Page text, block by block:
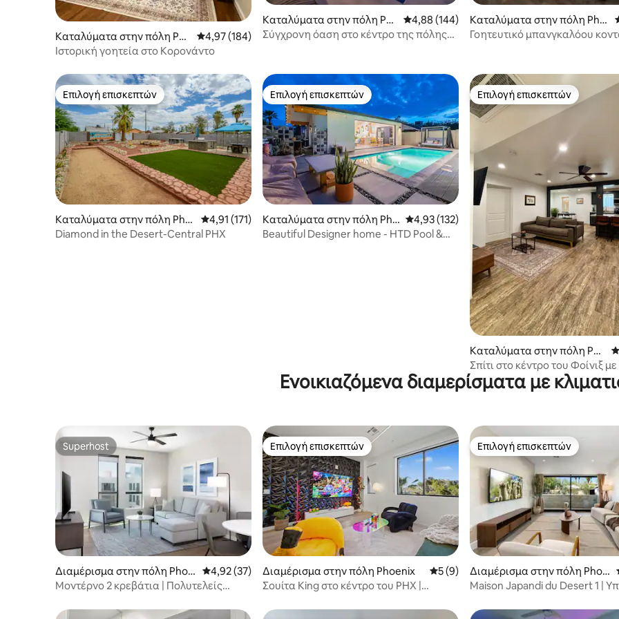
Καταλύματα στην πόλη Pho
enix
Μέση βαθμολογία: 4,97 στα 5, 184 κριτικές
4,97 (184)
Ιστορική γοητεία στο Κορονάντο
Καταλύματα στην πόλη Ph
oenix
Μέση βαθμολογία: 4,88 στα 5, 144 κριτικές
4,88 (144)
Σύγχρονη όαση στο κέντρο της πόλης
Καταλύματα στην πόλη Pho
enix
Γοητευτικό μπανγκαλόου
Επιλογή επισκεπτών
Επιλογή επισκεπτών
Καταλύματα στην πόλη Pho
enix
Μέση βαθμολογία: 4,91 στα 5, 171 κριτικές
4,91 (171)
Diamond in the Desert-Central PHX
Επιλογή επισκεπτών
Επιλογή επισκεπτών
Καταλύματα στην πόλη Pho
enix
Μέση βαθμολογία: 4,93 στα 5, 132 κριτικές
4,93 (132)
Beautiful Designer home - HTD Pool &
Επιλογή επισκεπτών
Επιλογή επισκεπτών
Καταλύματα στην πόλη Pho
enix
Σπίτι στο κέντρο του Φοίνιξ
κοντά στο αεροδρόμιο
Ενοικιαζόμενα διαμερίσματα με
Superhost
Superhost
Διαμέρισμα στην πόλη Phoe
nix
Μέση βαθμολογία: 4,92 στα 5, 37 κριτικές
4,92 (37)
Μοντέρνο 2 κρεβάτια | Πολυτελείς
Επιλογή επισκεπτών
Επιλογή επισκεπτών
Διαμέρισμα στην πόλη Phoenix Μέση βαθμολογία: 5 στα 5, 9 κριτικές
5 (9)
Σουίτα King στο κέντρο του PHX |
Επιλογή επισκεπτών
Επιλογή επισκεπτών
Διαμέρισμα στην πόλη Phoe
nix
Maison Japandi du Desert 1 |